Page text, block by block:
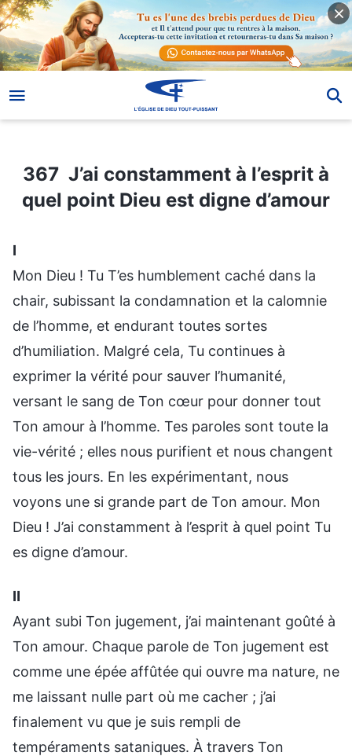
367 J’ai constamment à l’esprit à
quel point Dieu est digne d’amour
Ⅰ
Mon Dieu ! Tu T’es humblement caché dans la
chair, subissant la condamnation et la calomnie
de l’homme, et endurant toutes sortes
d’humiliation. Malgré cela, Tu continues à
exprimer la vérité pour sauver l’humanité,
versant le sang de Ton cœur pour donner tout
Ton amour à l’homme. Tes paroles sont toute la
vie-vérité ; elles nous purifient et nous changent
tous les jours. En les expérimentant, nous
voyons une si grande part de Ton amour. Mon
Dieu ! J’ai constamment à l’esprit à quel point Tu
es digne d’amour.
Ⅱ
Ayant subi Ton jugement, j’ai maintenant goûté à
Ton amour. Chaque parole de Ton jugement est
comme une épée affûtée qui ouvre ma nature, ne
me laissant nulle part où me cacher ; j’ai
finalement vu que je suis rempli de
tempéraments sataniques. À travers Ton